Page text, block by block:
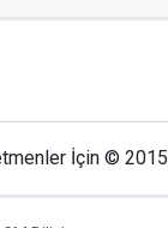
İçin © 2015